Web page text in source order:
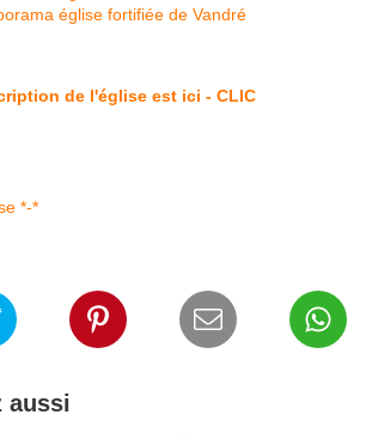
de l'église est ici - CLIC
*-*
aussi